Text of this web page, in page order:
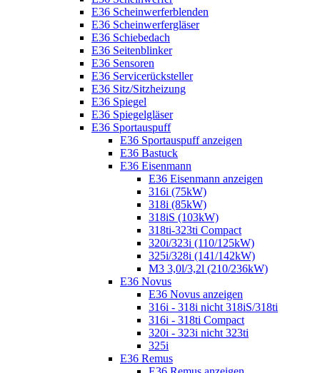
E36 Scheinwerferblenden
E36 Scheinwerfergläser
E36 Schiebedach
E36 Seitenblinker
E36 Sensoren
E36 Servicerücksteller
E36 Sitz/Sitzheizung
E36 Spiegel
E36 Spiegelgläser
E36 Sportauspuff
E36 Sportauspuff anzeigen
E36 Bastuck
E36 Eisenmann
E36 Eisenmann anzeigen
316i (75kW)
318i (85kW)
318iS (103kW)
318ti-323ti Compact
320i/323i (110/125kW)
325i/328i (141/142kW)
M3 3,0l/3,2l (210/236kW)
E36 Novus
E36 Novus anzeigen
316i - 318i nicht 318iS/318ti
316i - 318ti Compact
320i - 323i nicht 323ti
325i
E36 Remus